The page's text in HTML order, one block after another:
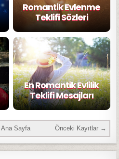
Romantik Evlenme
Teklifi Sözleri
En Romantik Evlilik
Teklifi Mesajları
Önceki Kayıtlar →
Ana Sayfa